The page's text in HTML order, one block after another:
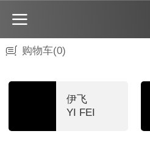
购物车(0)
伊飞
YI FEI